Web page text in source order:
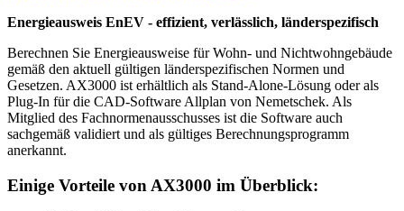
Energieausweis EnEV - effizient, verlässlich, länderspezifisch
Berechnen Sie Energieausweise für Wohn- und Nichtwohngebäude
gemäß den aktuell gültigen länderspezifischen Normen und
Gesetzen. AX3000 ist erhältlich als Stand-Alone-Lösung oder als
Plug-In für die CAD-Software Allplan von Nemetschek. Als
Mitglied des Fachnormenausschusses ist die Software auch
sachgemäß validiert und als gültiges Berechnungsprogramm
anerkannt.
Einige Vorteile von AX3000 im Überblick: